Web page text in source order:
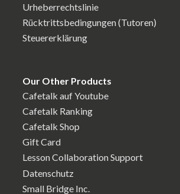
Urheberrechtslinie
Rücktrittsbedingungen (Tutoren)
Steuererklärung
Our Other Products
Cafetalk auf Youtube
Cafetalk Ranking
Cafetalk Shop
Gift Card
Lesson Collaboration Support
Datenschutz
Small Bridge Inc.